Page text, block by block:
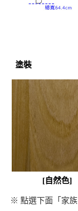
塗裝
[自然色]
※ 點選下面「家族